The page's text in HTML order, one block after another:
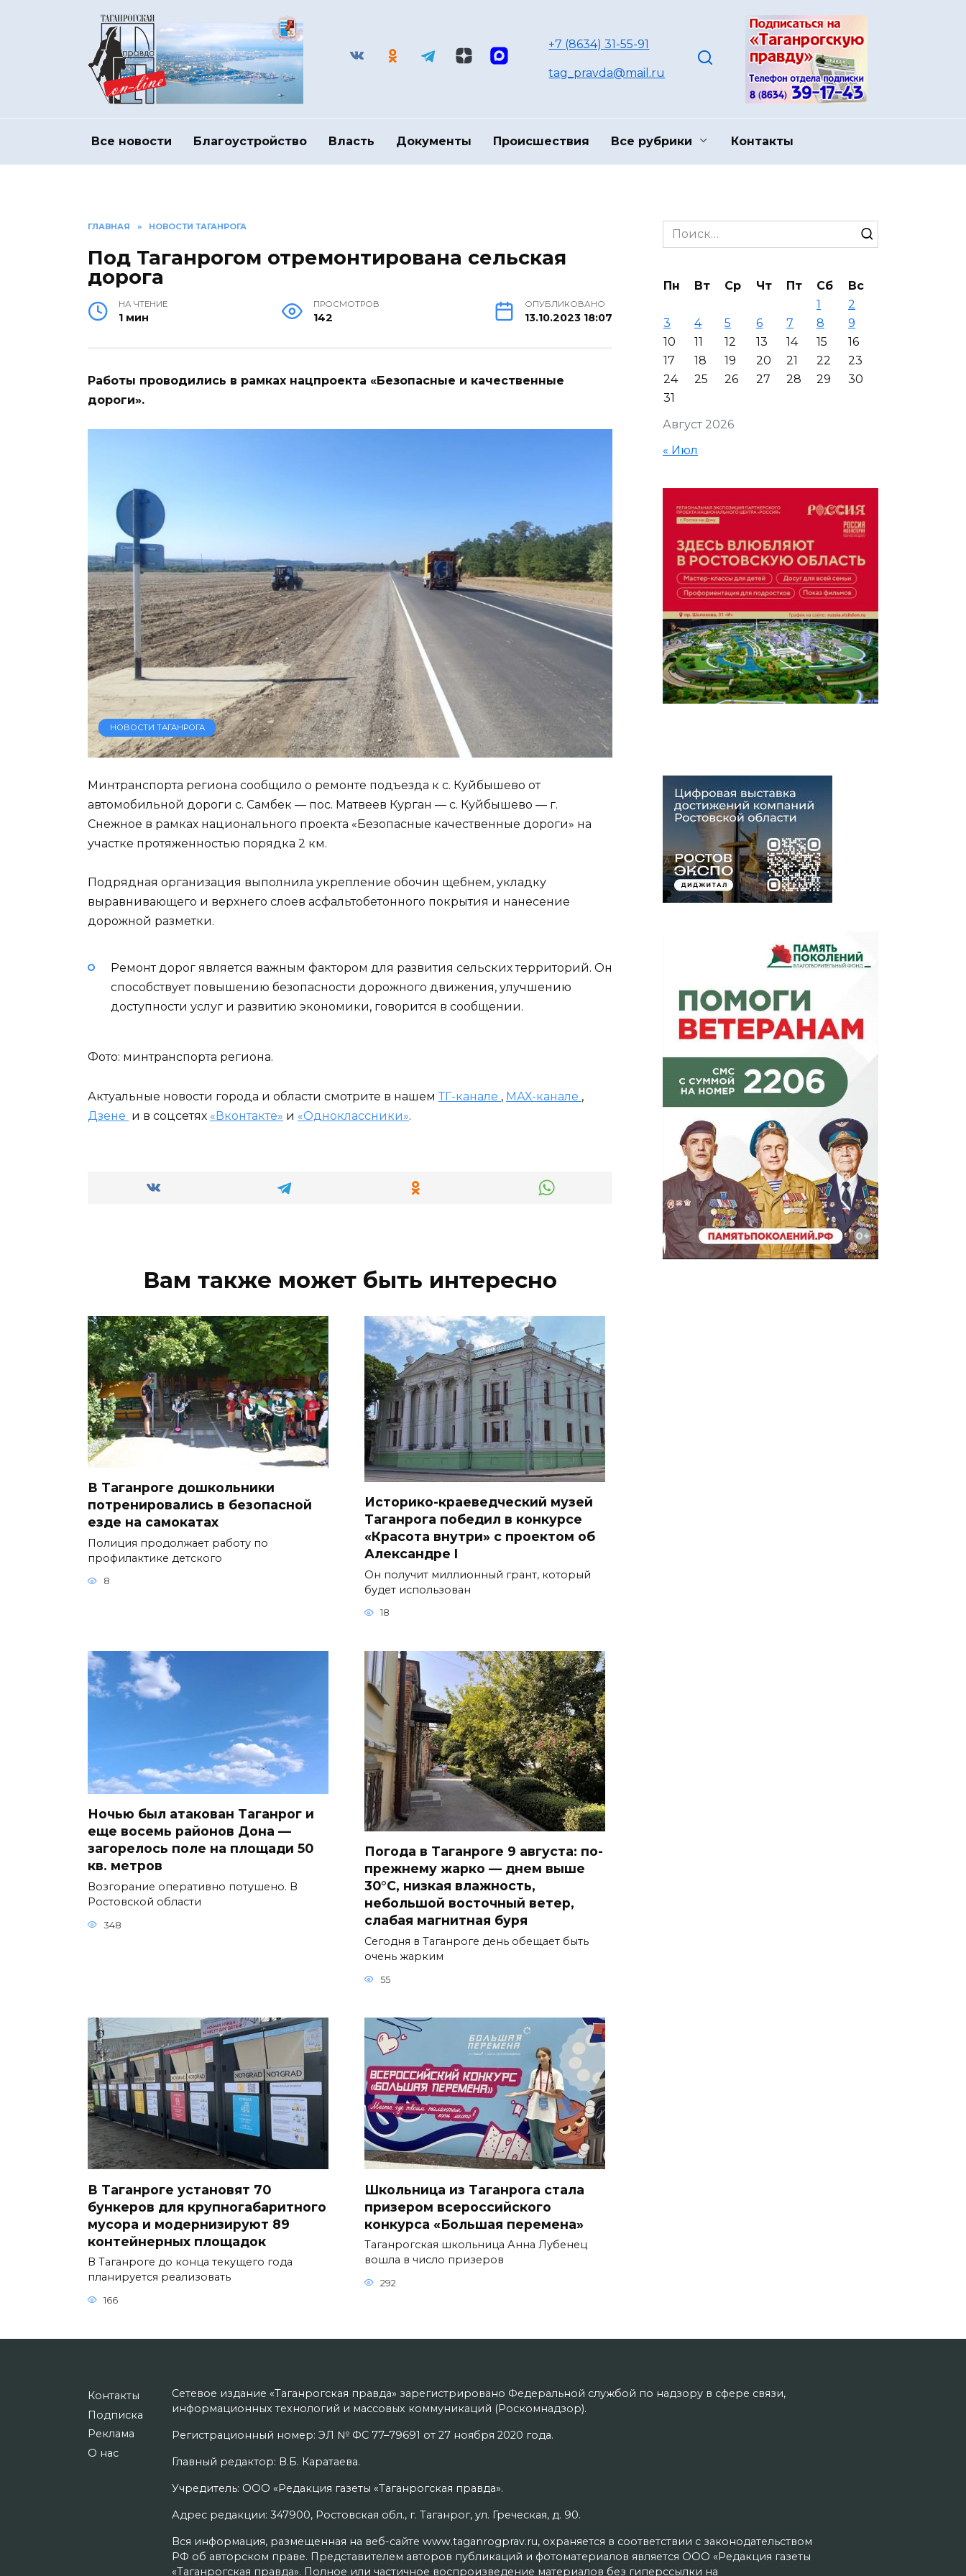
+7 (8634) 31-55-91
tag_pravda@mail.ru
Все новости Благоустройство Власть Документы Происшествия Все рубрики Контакты
ГЛАВНАЯ » НОВОСТИ ТАГАНРОГА
Под Таганрогом отремонтирована сельская
дорога
НА ЧТЕНИЕ
1 мин
ПРОСМОТРОВ
142
ОПУБЛИКОВАНО
13.10.2023 18:07
Работы проводились в рамках нацпроекта «Безопасные и качественные
дороги».
НОВОСТИ ТАГАНРОГА
Минтранспорта региона сообщило о ремонте подъезда к с. Куйбышево от
автомобильной дороги с. Самбек — пос. Матвеев Курган — с. Куйбышево — г.
Снежное в рамках национального проекта «Безопасные качественные дороги» на
участке протяженностью порядка 2 км.
Подрядная организация выполнила укрепление обочин щебнем, укладку
выравнивающего и верхнего слоев асфальтобетонного покрытия и нанесение
дорожной разметки.
Ремонт дорог является важным фактором для развития сельских территорий. Он
способствует повышению безопасности дорожного движения, улучшению
доступности услуг и развитию экономики, говорится в сообщении.
Фото: минтранспорта региона.
Актуальные новости города и области смотрите в нашем ТГ-канале , МАХ-канале ,
Дзене и в соцсетях «Вконтакте» и «Одноклассники».
Вам также может быть интересно
В Таганроге дошкольники
потренировались в безопасной
езде на самокатах
Полиция продолжает работу по
профилактике детского
8
Историко-краеведческий музей
Таганрога победил в конкурсе
«Красота внутри» с проектом об
Александре I
Он получит миллионный грант, который
будет использован
18
Ночью был атакован Таганрог и
еще восемь районов Дона —
загорелось поле на площади 50
кв. метров
Возгорание оперативно потушено. В
Ростовской области
348
Погода в Таганроге 9 августа: по-
прежнему жарко — днем выше
30°С, низкая влажность,
небольшой восточный ветер,
слабая магнитная буря
Сегодня в Таганроге день обещает быть
очень жарким
55
В Таганроге установят 70
бункеров для крупногабаритного
мусора и модернизируют 89
контейнерных площадок
В Таганроге до конца текущего года
планируется реализовать
166
Школьница из Таганрога стала
призером всероссийского
конкурса «Большая перемена»
Таганрогская школьница Анна Лубенец
вошла в число призеров
292
Search
for:
Август 2026
Пн Вт Ср Чт Пт Сб
Вс
1
2
3
4 5 6 7 8
9
10
11 12 13 14 15
16
17
18 19 20 21 22
23
24
25 26 27 28 29
30
31
« Июл
Контакты
Подписка
Реклама
О нас
Сетевое издание «Таганрогская правда» зарегистрировано Федеральной службой по надзору в сфере связи,
информационных технологий и массовых коммуникаций (Роскомнадзор).
Регистрационный номер: ЭЛ № ФС 77–79691 от 27 ноября 2020 года.
Главный редактор: В.Б. Каратаева.
Учредитель: ООО «Редакция газеты «Таганрогская правда».
Адрес редакции: 347900, Ростовская обл., г. Таганрог, ул. Греческая, д. 90.
Вся информация, размещенная на веб-сайте www.taganrogprav.ru, охраняется в соответствии с законодательством
РФ об авторском праве. Представителем авторов публикаций и фотоматериалов является ООО «Редакция газеты
«Таганрогская правда». Полное или частичное воспроизведение материалов без гиперссылки на